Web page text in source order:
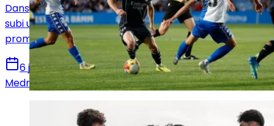
Dans un match à sens unique, le Real Madrid Castilla a
subi une lourde défaite, l'éliminant de la course à la
promotion en demi-finale de playoff face à Sabadell.
6 juin 2026
Medric Bouzermane